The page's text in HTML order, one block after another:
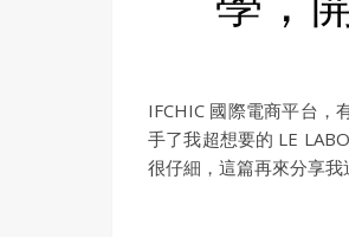
IFCHIC 國際電商平台，
手了我超想要的 LE
很仔細，這篇再來分享我